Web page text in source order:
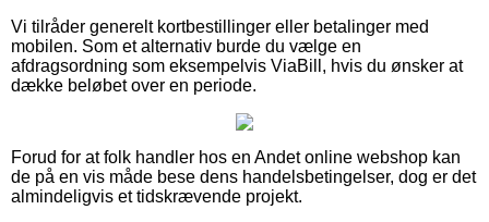
Vi tilråder generelt kortbestillinger eller betalinger med
mobilen. Som et alternativ burde du vælge en
afdragsordning som eksempelvis ViaBill, hvis du ønsker at
dække beløbet over en periode.
Forud for at folk handler hos en Andet online webshop kan
de på en vis måde bese dens handelsbetingelser, dog er det
almindeligvis et tidskrævende projekt.